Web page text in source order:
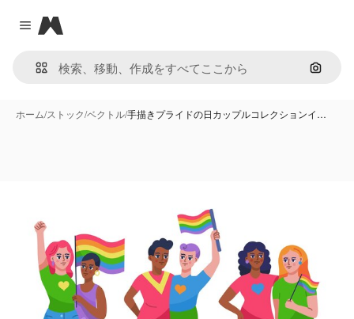
Close menu
Magnific
画像で
ホーム/ストック/ベクトル/手描きプライドの日カップルコレクションイ…